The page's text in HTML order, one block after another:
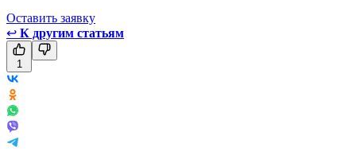
Оставить заявкy
↩ К другим статьям
1